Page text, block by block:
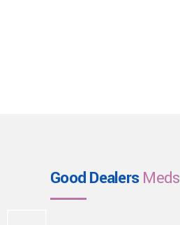
Good DealersMeds